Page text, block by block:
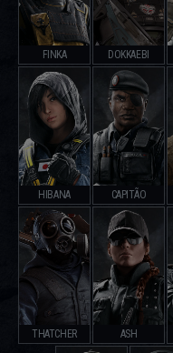
FINKA DOKKAEBI
HIBANA CAPITÃO
THATCHER ASH